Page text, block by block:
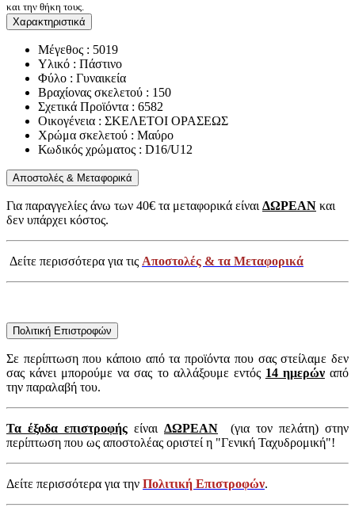
και την θήκη τους.
Χαρακτηριστικά
Μέγεθος : 5019
Υλικό : Πάστινο
Φύλο : Γυναικεία
Βραχίονας σκελετού : 150
Σχετικά Προϊόντα : 6582
Οικογένεια : ΣΚΕΛΕΤΟΙ ΟΡΑΣΕΩΣ
Χρώμα σκελετού : Μαύρο
Κωδικός χρώματος : D16/U12
Αποστολές & Μεταφορικά
Για παραγγελίες άνω των 40€ τα μεταφορικά είναιΔΩΡΕΑΝ και
δεν υπάρχει κόστος.
Δείτε περισσότερα για τις Αποστολές & τα Μεταφορικά
Πολιτική Επιστροφών
Σε περίπτωση που κάποιο από τα προϊόντα που σας στείλαμε δεν
σας κάνει μπορούμε να σας το αλλάξουμε εντός 14 ημερώναπό
την παραλαβή του.
Τα έξοδα επιστροφής είναι ΔΩΡΕΑΝ (για τον πελάτη) στην
περίπτωση που ως αποστολέας οριστεί η "Γενική Ταχυδρομική"!
Δείτε περισσότερα για την Πολιτική Επιστροφών.